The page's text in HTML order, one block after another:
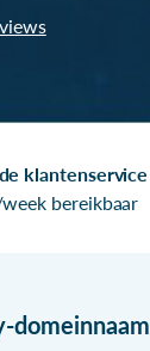
klantenservice
bereikbaar
domeinnaam